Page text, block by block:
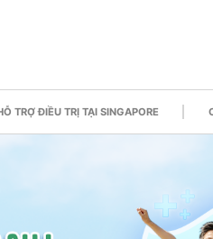
TRỢ ĐIỀU TRỊ TẠI SINGAPORE